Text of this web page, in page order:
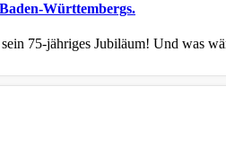
Württembergs.
75-jähriges Jubiläum! Und was